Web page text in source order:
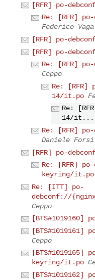
[RFR] po-
Re: [RFR]
Federico Vaga
[RFR] po-
[RFR] po-
Re: [RFR]
Ceppo
Re: [RFR]
14/it.po
Re:
14/it...
Re: [RFR]
Daniele Forsi
[RFR] po-
Re: [RFR]
keyring/it.po
Re: [ITT] po-
debconf://
Ceppo
Ceppo
[BTS#1019165]
keyring/it.po
[BTS#1019162]